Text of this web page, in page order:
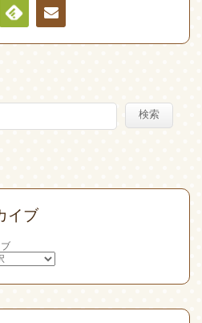
RSS
お問
わせ
検索
イブ